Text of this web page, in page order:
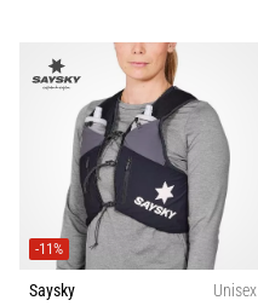
det…
Visa
alla
artiklar
-11%
Saysky
Unisex